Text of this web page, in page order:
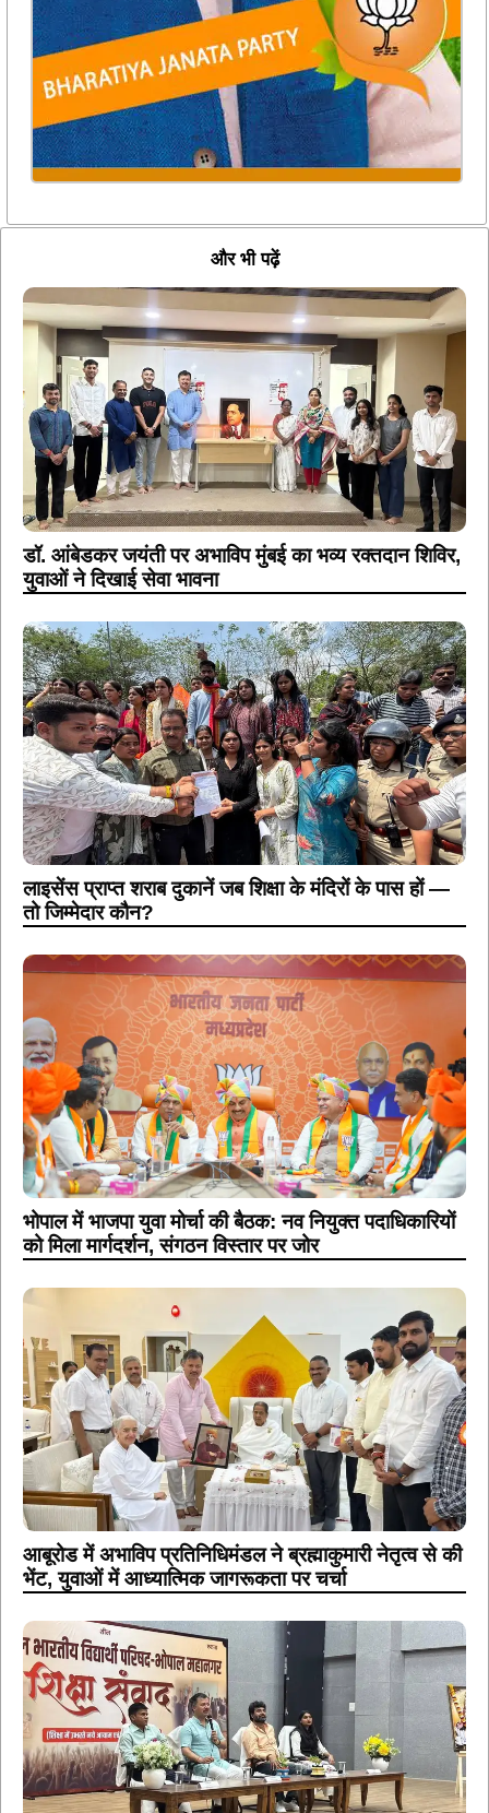
और भी पढ़ें
डॉ. आंबेडकर जयंती पर अभाविप मुंबई का भव्य रक्तदान शिविर,
युवाओं ने दिखाई सेवा भावना
लाइसेंस प्राप्त शराब दुकानें जब शिक्षा के मंदिरों के पास हों —
तो जिम्मेदार कौन?
भोपाल में भाजपा युवा मोर्चा की बैठक: नव नियुक्त पदाधिकारियों
को मिला मार्गदर्शन, संगठन विस्तार पर जोर
आबूरोड में अभाविप प्रतिनिधिमंडल ने ब्रह्माकुमारी नेतृत्व से की
भेंट, युवाओं में आध्यात्मिक जागरूकता पर चर्चा